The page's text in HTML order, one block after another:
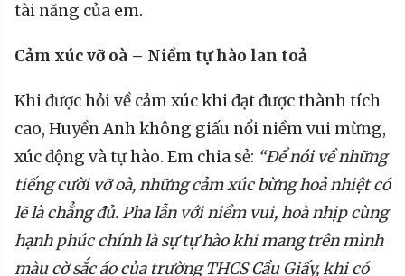
tài năng của em.
Cảm xúcvỡ oà – Niềm tựhào lan toả
Khi được hỏi về cảm xúc khi đạt được thành tích
cao, Huyền Anh không giấu nổi niềm vui mừng,
xúc động và tự hào. Em chia sẻ: “Để nói về những
tiếng cười vỡ oà, những cảm xúc bừng hoả nhiệt có
lẽ là chẳng đủ. Pha lẫn với niềm vui, hoà nhịp cùng
hạnh phúc chính là sự tự hào khi mang trên mình
màu cờ sắc áo của trường THCS Cầu Giấy, khi có